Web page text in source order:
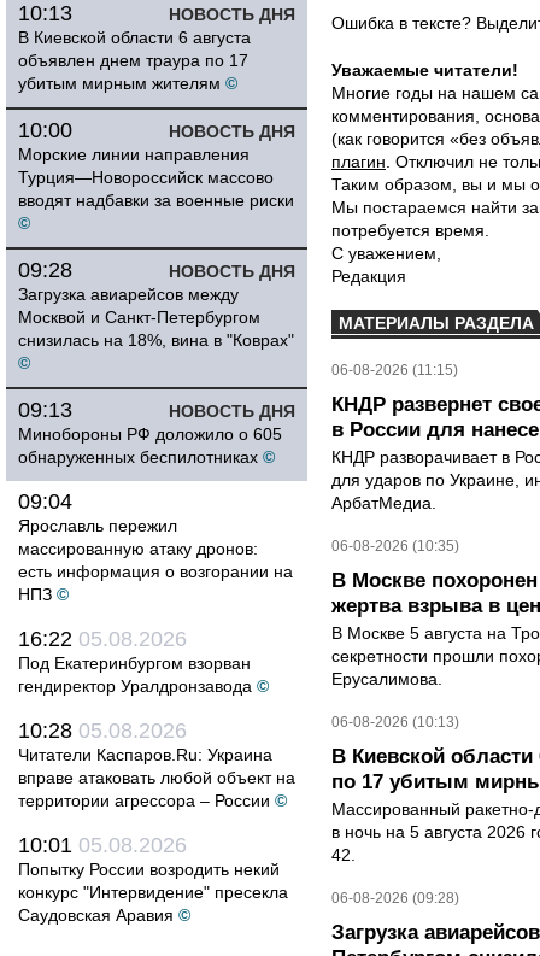
НОВОСТЬ ДНЯ
10:13
В Киевской области 6 августа
объявлен днем траура по 17
убитым мирным жителям ©
НОВОСТЬ ДНЯ
10:00
Морские линии направления
Турция—Новороссийск массово
вводят надбавки за военные риски
©
НОВОСТЬ ДНЯ
09:28
Загрузка авиарейсов между
Москвой и Санкт-Петербургом
снизилась на 18%, вина в "Коврах"
©
НОВОСТЬ ДНЯ
09:13
Минобороны РФ доложило о 605
обнаруженных беспилотниках ©
09:04
Ярославль пережил
массированную атаку дронов:
есть информация о возгорании на
НПЗ ©
16:22 05.08.2026
Под Екатеринбургом взорван
гендиректор Уралдронзавода ©
10:28 05.08.2026
Читатели Каспаров.Ru: Украина
вправе атаковать любой объект на
территории агрессора – России ©
10:01 05.08.2026
Попытку России возродить некий
конкурс "Интервидение" пресекла
Саудовская Аравия ©
Ошибка в тексте?
Уважаемые читатели!
Многие годы на нашем
комментирования,
(как говорится «без
плагин . Отключил не
Таким образом, вы и мы
Мы постараемся найти
потребуется время.
С уважением,
Редакция
МАТЕРИАЛЫ РАЗДЕЛА
06-08-2026 (11:15)
КНДР развернет
в России для
КНДР разворачивает в
для ударов по Украине,
АрбатМедиа.
06-08-2026 (10:35)
В Москве
жертва взрыва в
В Москве 5 августа на
секретности прошли
Ерусалимова.
06-08-2026 (10:13)
В Киевской
по 17 убитым
Массированный ракетно-
в ночь на 5 августа 2026
42.
06-08-2026 (09:28)
Загрузка